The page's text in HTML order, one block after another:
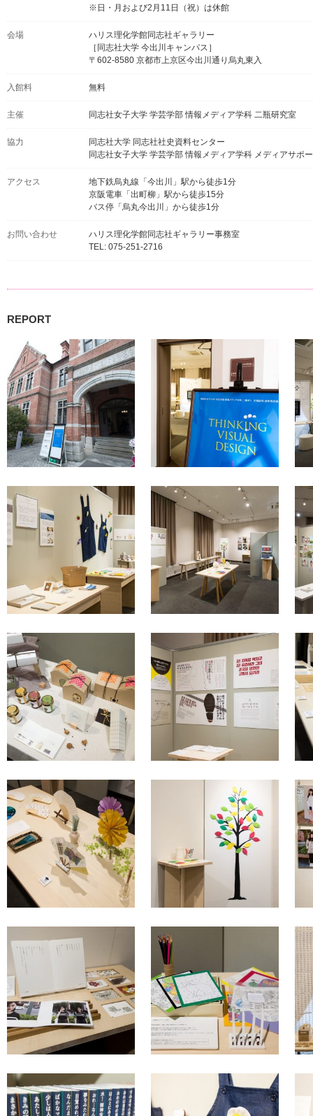
※日・月および2月11日（祝）は休館
会場
ハリス理化学館同志社ギャラリー
［同志社大学 今出川キャンパス］
〒602-8580 京都市上京区今出川通り烏丸東入
入館料 無料
主催 同志社女子大学 学芸学部 情報メディア学科 二瓶研究室
協力
同志社大学 同志社社史資料センター
同志社女子大学 学芸学部 情報メディア学科 メディアサポ
アクセス
地下鉄烏丸線「今出川」駅から徒歩1分
京阪電車「出町柳」駅から徒歩15分
バス停「烏丸今出川」から徒歩1分
お問い合わせ
ハリス理化学館同志社ギャラリー事務室
TEL: 075-251-2716
REPORT